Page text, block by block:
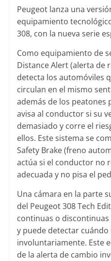
Peugeot lanza una
equipamiento
308, con la nueva serie
Como equipamiento de
Distance Alert (alerta de
detecta los automóviles
circulan en el mismo
además de los peatones
avisa al conductor si su
demasiado y corre el
ellos. Este sistema se
Safety Brake (freno
actúa si el conductor no
adecuada y no pisa el
Una cámara en la parte
del Peugeot 308 Tech
continuas o
y puede detectar
involuntariamente. Este
de la alerta de cambio